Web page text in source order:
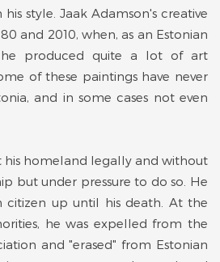
style. Jaak Adamson's creative
and 2010, when, as an Estonian
he produced quite a lot of art
of these paintings have never
and in some cases not even
his homeland legally and without
but under pressure to do so. He
citizen up until his death. At the
he was expelled from the
and "erased" from Estonian